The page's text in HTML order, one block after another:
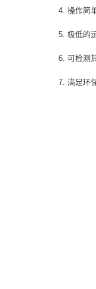
4. 操作简单
5. 极低的运
6. 可检测其
7. 满足环保